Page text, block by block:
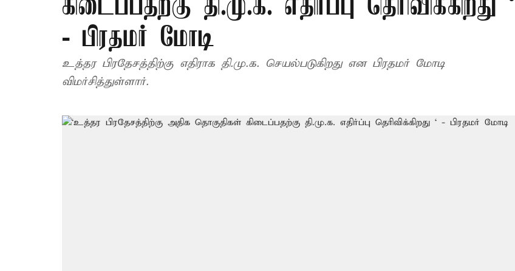
கிடைப்பதற்கு தி.மு.க. எதிர்ப்பு தெரிவிக்கிறது ‘
- பிரதமர் மோடி
உத்தர பிரதேசத்திற்கு எதிராக தி.மு.க. செயல்படுகிறது என பிரதமர் மோடி
விமர்சித்துள்ளார்.